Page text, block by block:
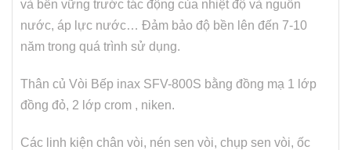
và bền vững trước tác động của nhiệt độ và nguồn
nước, áp lực nước… Đảm bảo độ bền lên đến 7-10
năm trong quá trình sử dụng.
Thân củ Vòi Bếp inax SFV-800S bằng đồng mạ 1 lớp
đồng đỏ, 2 lớp crom , niken.
Các linh kiện chân vòi, nén sen vòi, chụp sen vòi, ốc